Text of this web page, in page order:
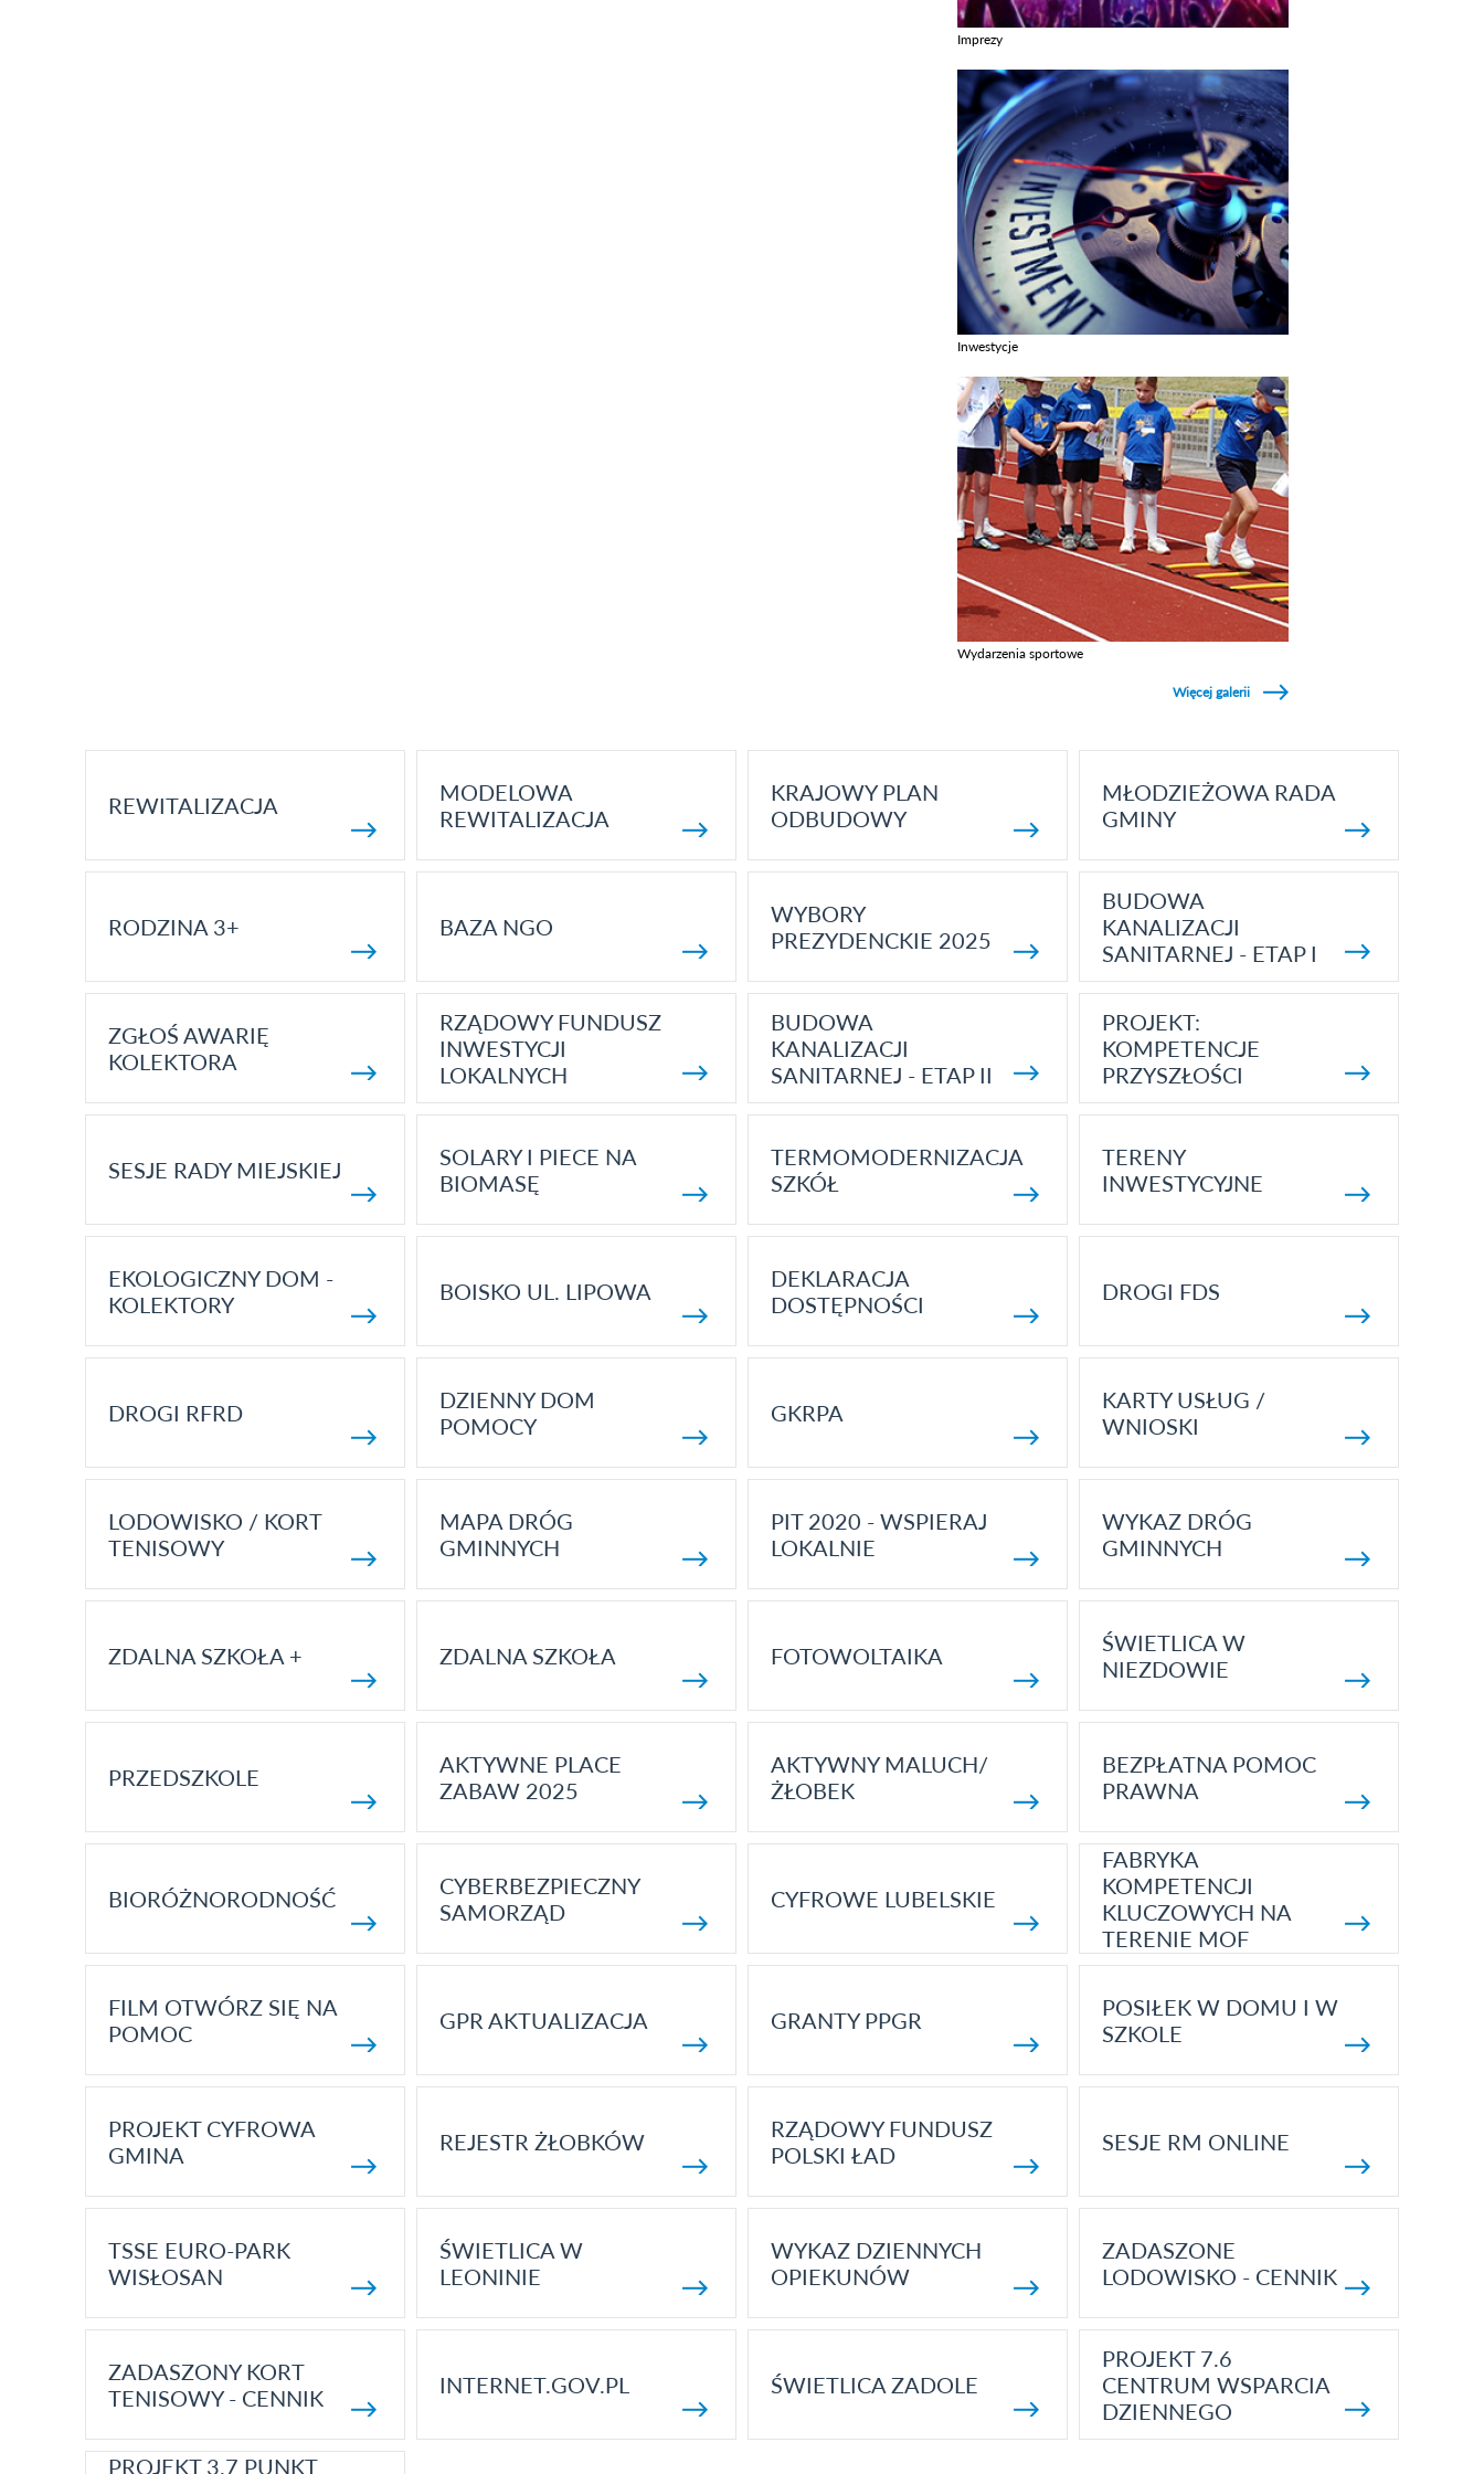
Imprezy
Inwestycje
Wydarzenia sportowe
Więcej galerii
REWITALIZACJA
MODELOWA
REWITALIZACJA
KRAJOWY PLAN
ODBUDOWY
MŁODZIEŻOWA RADA
GMINY
RODZINA 3+ BAZA NGO
WYBORY
PREZYDENCKIE 2025
BUDOWA
KANALIZACJI
SANITARNEJ - ETAP I
ZGŁOŚ AWARIĘ
KOLEKTORA
RZĄDOWY FUNDUSZ
INWESTYCJI
LOKALNYCH
BUDOWA
KANALIZACJI
SANITARNEJ - ETAP II
PROJEKT:
KOMPETENCJE
PRZYSZŁOŚCI
SESJE RADY MIEJSKIEJ
SOLARY I PIECE NA
BIOMASĘ
TERMOMODERNIZACJA
SZKÓŁ
TERENY
INWESTYCYJNE
EKOLOGICZNY DOM -
KOLEKTORY
BOISKO UL. LIPOWA
DEKLARACJA
DOSTĘPNOŚCI
DROGI FDS
DROGI RFRD
DZIENNY DOM
POMOCY
GKRPA
KARTY USŁUG /
WNIOSKI
LODOWISKO / KORT
TENISOWY
MAPA DRÓG
GMINNYCH
PIT 2020 - WSPIERAJ
LOKALNIE
WYKAZ DRÓG
GMINNYCH
ZDALNA SZKOŁA + ZDALNA SZKOŁA FOTOWOLTAIKA
ŚWIETLICA W
NIEZDOWIE
PRZEDSZKOLE
AKTYWNE PLACE
ZABAW 2025
AKTYWNY MALUCH/
ŻŁOBEK
BEZPŁATNA POMOC
PRAWNA
BIORÓŻNORODNOŚĆ
CYBERBEZPIECZNY
SAMORZĄD
CYFROWE LUBELSKIE
FABRYKA
KOMPETENCJI
KLUCZOWYCH NA
TERENIE MOF
FILM OTWÓRZ SIĘ NA
POMOC
GPR AKTUALIZACJA GRANTY PPGR
POSIŁEK W DOMU I W
SZKOLE
PROJEKT CYFROWA
GMINA
REJESTR ŻŁOBKÓW
RZĄDOWY FUNDUSZ
POLSKI ŁAD
SESJE RM ONLINE
TSSE EURO-PARK
WISŁOSAN
ŚWIETLICA W
LEONINIE
WYKAZ DZIENNYCH
OPIEKUNÓW
ZADASZONE
LODOWISKO - CENNIK
ZADASZONY KORT
TENISOWY - CENNIK
INTERNET.GOV.PL ŚWIETLICA ZADOLE
PROJEKT 7.6
CENTRUM WSPARCIA
DZIENNEGO
PROJEKT 3.7 PUNKT